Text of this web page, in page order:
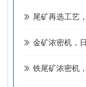
金矿浓密机，
铁尾矿浓密机